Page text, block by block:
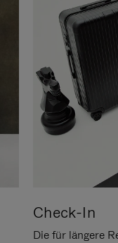
Check-In
Die für längere